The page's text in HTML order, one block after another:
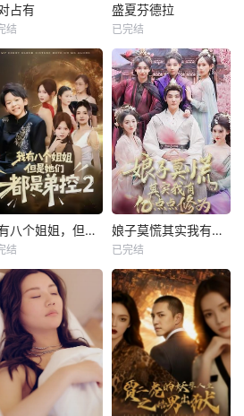
占有
结
盛夏芬德拉
已完结
我有八个姐姐，但是他们都是弟控2
结
娘子莫慌其实我有亿点点修为
已完结